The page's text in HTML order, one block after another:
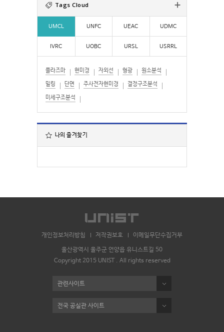
Tags Cloud
UMCL UNFC UEAC UDMC
IVRC UOBC URSL USRRL
플라즈마 현미경 자외선 형광 원소분석
밀링 단면 주사전자현미경 결정구조분석
미세구조분석
나의 즐겨찾기
개인정보처리방침 저작권보호 이메일무단수집거부
울산광역시 울주군 언양읍 유니스트길 50
Copyright 2015 UNIST . All rights reserved
관련사이트
전국 공실관 사이트